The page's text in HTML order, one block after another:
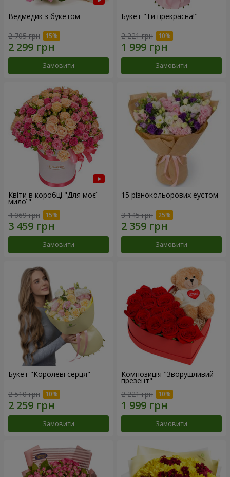
Ведмедик з букетом
2 705 грн
Замовити
Букет "Ти прекрасна!"
2 221 грн
Замовити
Квіти в коробці "Для моєї
милої"
4 069 грн
Замовити
15 різнокольорових еустом
3 145 грн
Замовити
Букет "Королеві серця"
2 510 грн
Замовити
Композиція "Зворушливий
презент"
2 221 грн
Замовити